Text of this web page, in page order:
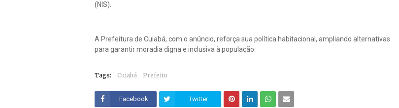
(NIS).
A Prefeitura de Cuiabá, com o anúncio, reforça sua política habitacional, ampliando alternativas
para garantir moradia digna e inclusiva à população.
Tags: Cuiabá Prefeito
Facebook Twitter